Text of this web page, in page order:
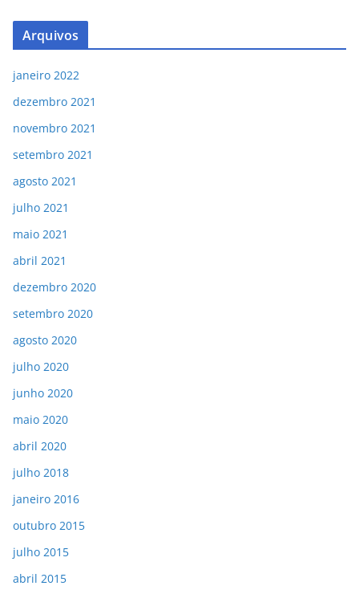
Arquivos
janeiro 2022
dezembro 2021
novembro 2021
setembro 2021
agosto 2021
julho 2021
maio 2021
abril 2021
dezembro 2020
setembro 2020
agosto 2020
julho 2020
junho 2020
maio 2020
abril 2020
julho 2018
janeiro 2016
outubro 2015
julho 2015
abril 2015